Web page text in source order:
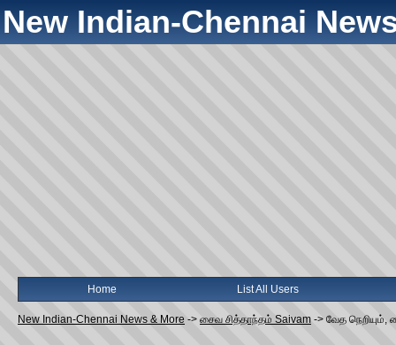
New Indian-Chennai
Home List All Users
New Indian-Chennai News & More -> சைவ சித்தாந்தம் Saivam -> வேத நெறியும்,